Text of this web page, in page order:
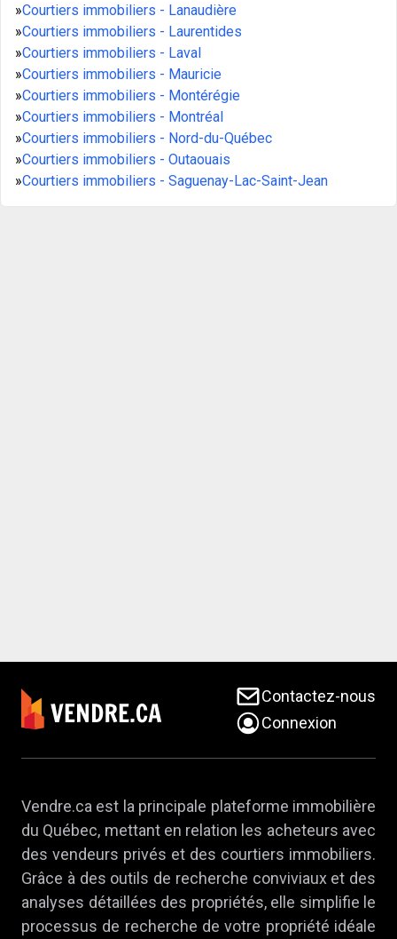
»Courtiers immobiliers - Lanaudière
»Courtiers immobiliers - Laurentides
»Courtiers immobiliers - Laval
»Courtiers immobiliers - Mauricie
»Courtiers immobiliers - Montérégie
»Courtiers immobiliers - Montréal
»Courtiers immobiliers - Nord-du-Québec
»Courtiers immobiliers - Outaouais
»Courtiers immobiliers - Saguenay-Lac-Saint-Jean
Contactez-nous
Connexion
Vendre.ca est la principale plateforme immobilière
du Québec, mettant en relation les acheteurs avec
des vendeurs privés et des courtiers immobiliers.
Grâce à des outils de recherche conviviaux et des
analyses détaillées des propriétés, elle simplifie le
processus de recherche de votre propriété idéale